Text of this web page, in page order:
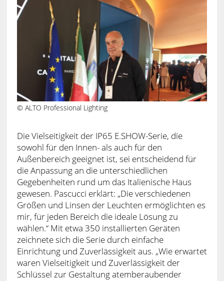
© ALTO Professional Lighting
Die Vielseitigkeit der IP65 E.SHOW-Serie, die
sowohl für den Innen- als auch für den
Außenbereich geeignet ist, sei entscheidend für
die Anpassung an die unterschiedlichen
Gegebenheiten rund um das Italienische Haus
gewesen. Pascucci erklärt: „Die verschiedenen
Größen und Linsen der Leuchten ermöglichten es
mir, für jeden Bereich die ideale Lösung zu
wählen.“ Mit etwa 350 installierten Geräten
zeichnete sich die Serie durch einfache
Einrichtung und Zuverlässigkeit aus. „Wie erwartet
waren Vielseitigkeit und Zuverlässigkeit der
Schlüssel zur Gestaltung atemberaubender